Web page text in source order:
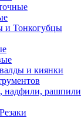
и Тонкогубцы
и киянки
надфили, рашпили